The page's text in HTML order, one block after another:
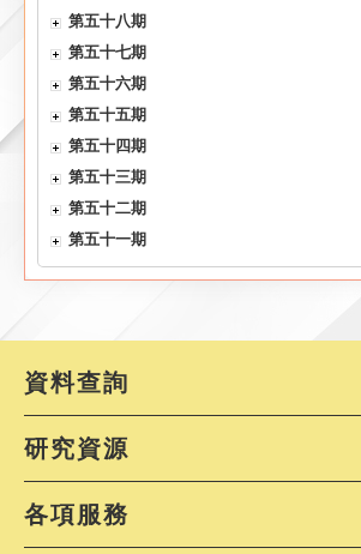
第五十八期
第五十七期
第五十六期
第五十五期
第五十四期
第五十三期
第五十二期
第五十一期
資料查詢
研究資源
各項服務